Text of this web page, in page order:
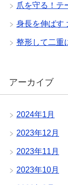
爪を守る！テ
身長を伸ばす
整形して二重
アーカイブ
2024年1月
2023年12月
2023年11月
2023年10月